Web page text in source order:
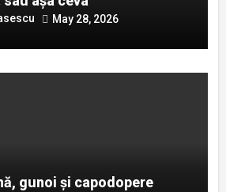
May 28, 2026
gunoi și capodopere